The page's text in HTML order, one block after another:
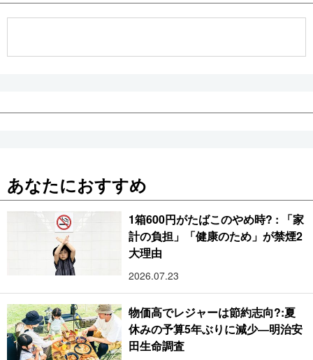
あなたにおすすめ
1箱600円がたばこのやめ時? : 「家
計の負担」「健康のため」が禁煙2
大理由
2026.07.23
物価高でレジャーは節約志向?:夏
休みの予算5年ぶりに減少―明治安
田生命調査